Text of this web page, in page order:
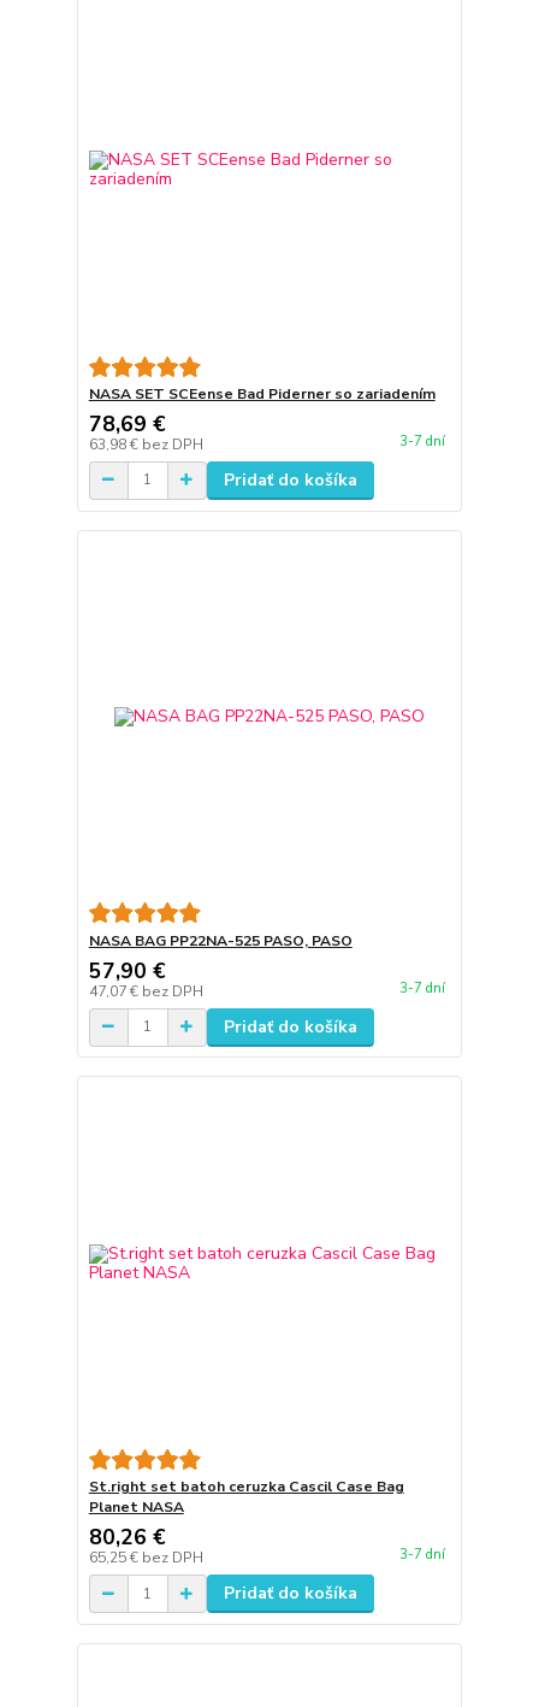
NASA SET SCEense Bad Piderner so zariadením
78,69 €
63,98 € bez DPH 3-7 dní
Pridať do košíka
NASA BAG PP22NA-525 PASO, PASO
57,90 €
47,07 € bez DPH 3-7 dní
Pridať do košíka
St.right set batoh ceruzka Cascil Case Bag
Planet NASA
80,26 €
65,25 € bez DPH 3-7 dní
Pridať do košíka